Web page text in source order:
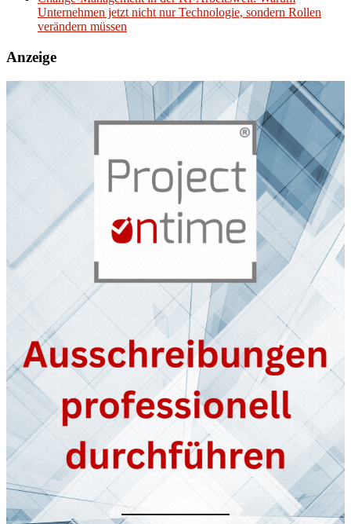
Unternehmen jetzt nicht nur Technologie, sondern Rollen
verändern müssen
Anzeige